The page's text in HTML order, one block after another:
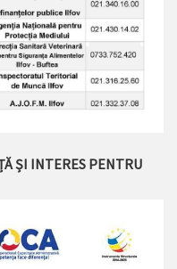
ȘI INTERES PENTRU